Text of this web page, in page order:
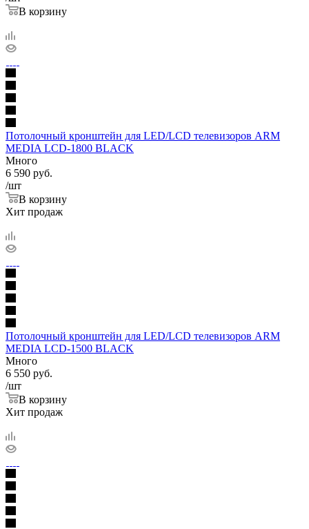
В корзину
Потолочный кронштейн для LED/LCD телевизоров ARM
MEDIA LCD-1800 BLACK
Много
6 590 руб.
/шт
В корзину
Хит продаж
Потолочный кронштейн для LED/LCD телевизоров ARM
MEDIA LCD-1500 BLACK
Много
6 550 руб.
/шт
В корзину
Хит продаж